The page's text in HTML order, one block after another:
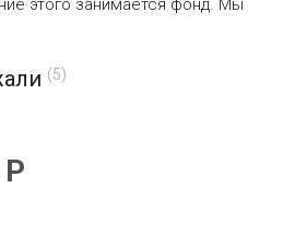
этого занимается фонд. Мы
(5)
Р